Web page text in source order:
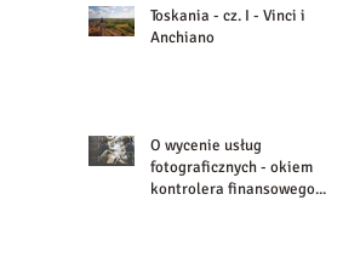
Toskania - cz. I - Vinci i
Anchiano
O wycenie usług
fotograficznych - okiem
kontrolera finansowego...